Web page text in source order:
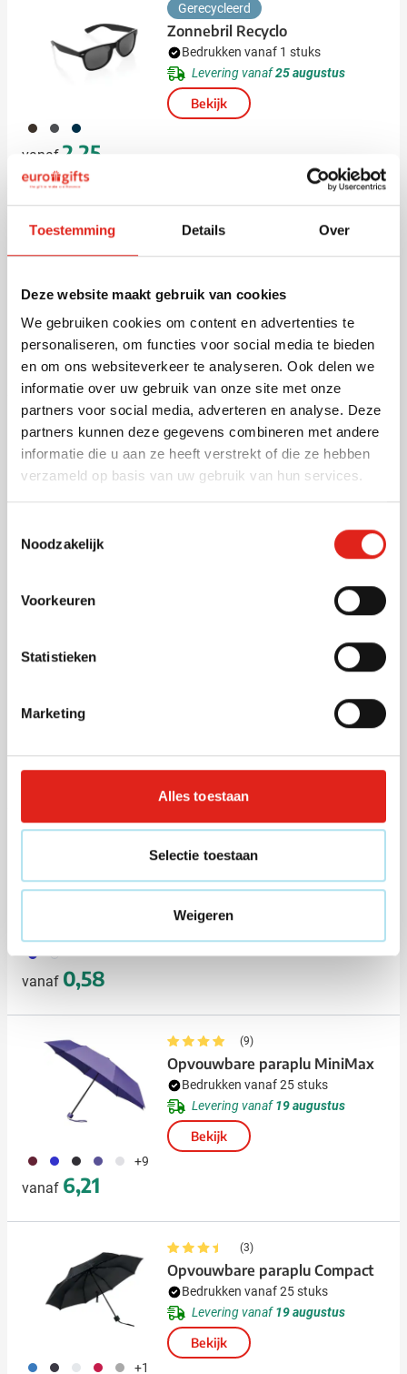
Toestemming Details Over
Deze website maakt gebruik van cookies
We gebruiken cookies om content en advertenties te
personaliseren, om functies voor social media te bieden
en om ons websiteverkeer te analyseren. Ook delen we
informatie over uw gebruik van onze site met onze
partners voor social media, adverteren en analyse. Deze
partners kunnen deze gegevens combineren met andere
informatie die u aan ze heeft verstrekt of die ze hebben
verzameld op basis van uw gebruik van hun services.
Noodzakelijk
Voorkeuren
Statistieken
Marketing
Alles toestaan
Selectie toestaan
Weigeren
001 387 536
vanaf 2,25
Gerecycleerd
Zonnebril Recyclo
Bedrukken vanaf 1 stuks
Levering vanaf25 augustus
Bekijk
001 003005
vanaf
Normale prijs
8,84
Speciale prijs
5,39
Bedrukken vanaf 12 stuks
Levering vanaf18 augustus
Bekijk
023008
EBHO set Basic Aid | 11-delig |
vanaf 5,23
Paraplu Stormfold | Ø 98 cm |
Opvouwbaar | Automatisch |
Bekijk
vanaf 0,58
(4)
IJskrabber Colorfreeze
Bedrukken vanaf 150 stuks
010 023 001 024 002 +9
vanaf 6,21
(9)
Opvouwbare paraplu MiniMax
Bedrukken vanaf 25 stuks
Levering vanaf19 augustus
Bekijk
023 001 002 008 491 +1
(3)
Opvouwbare paraplu Compact
Bedrukken vanaf 25 stuks
Levering vanaf19 augustus
Bekijk